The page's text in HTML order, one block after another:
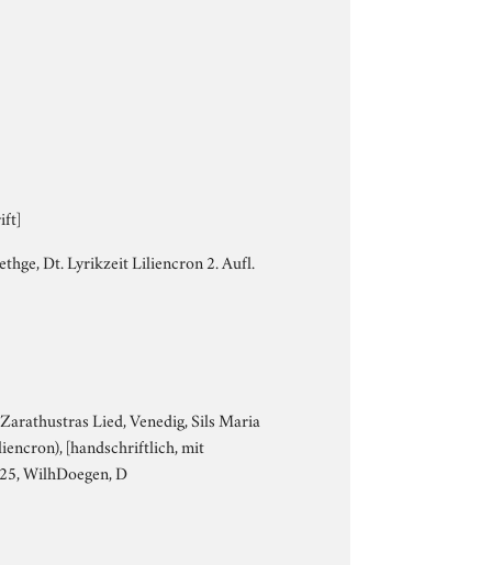
Dt. Lyrikzeit Liliencron 2. Aufl.
Lied, Venedig, Sils Maria
[handschriftlich, mit
WilhDoegen, D